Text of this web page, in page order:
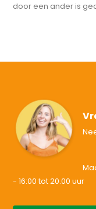
door een ander is
- 16:00 tot 20.00 uur